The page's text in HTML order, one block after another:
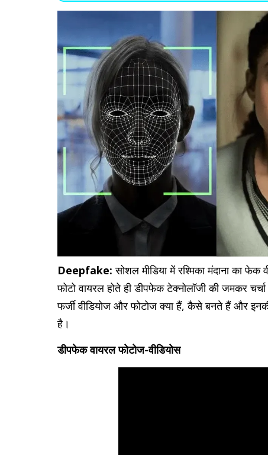
Deepfake: सोशल मीडिया में रश्मिका मंदाना का
फोटो वायरल होते ही डीपफेक टेक्नोलॉजी की जमकर
फर्जी वीडियोज और फोटोज क्या हैं, कैसे बनते हैं और
है।
डीपफेक वायरल फोटोज-वीडियोस